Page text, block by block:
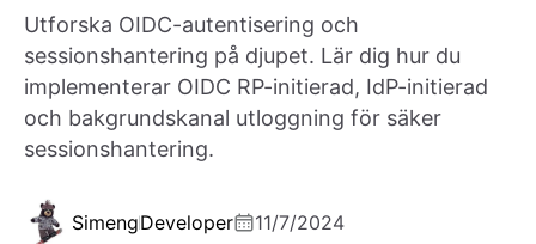
Utforska OIDC-autentisering och
sessionshantering på djupet. Lär dig hur du
implementerar OIDC RP-initierad, IdP-initierad
och bakgrundskanal utloggning för säker
sessionshantering.
SimengDeveloper 11/7/2024